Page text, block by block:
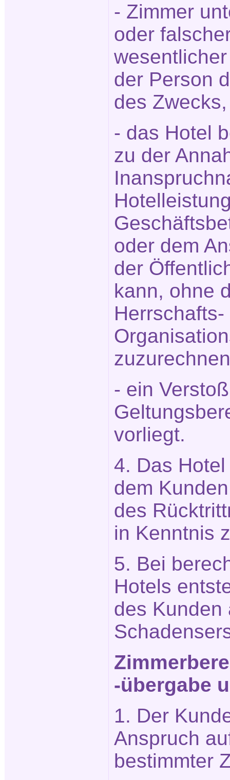
- Zimmer
oder
der Person
des
- das Hotel
zu der
oder dem
der
kann, ohne
Herrschafts-
- ein
vorliegt.
4. Das
dem
des
in Kenntnis
5. Bei
Hotels
des Kunden
-übergabe
1. Der
Anspruch
bestimmter